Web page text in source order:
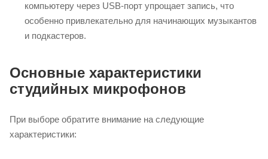
компьютеру через USB-порт упрощает запись, что
особенно привлекательно для начинающих музыкантов
и подкастеров.
Основные характеристики
студийных микрофонов
При выборе обратите внимание на следующие
характеристики: